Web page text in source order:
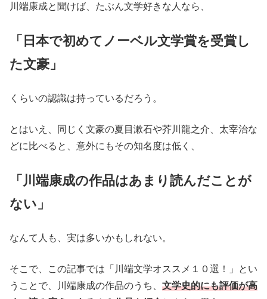
川端康成と聞けば、たぶん文学好きな人なら、
「日本で初めてノーベル文学賞を受賞し
た文豪」
くらいの認識は持っているだろう。
とはいえ、同じく文豪の夏目漱石や芥川龍之介、太宰治な
どに比べると、意外にもその知名度は低く、
「川端康成の作品はあまり読んだことが
ない」
なんて人も、実は多いかもしれない。
そこで、この記事では「川端文学オススメ１０選！」とい
うことで、川端康成の作品のうち、 文学史的にも評価が高